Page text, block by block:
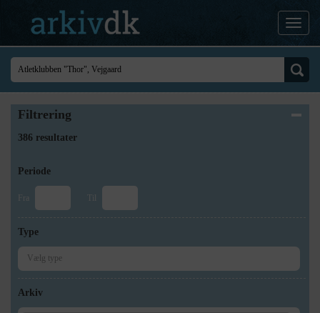
Filtrering
386 resultater
Periode
Fra Til
Type
Arkiv